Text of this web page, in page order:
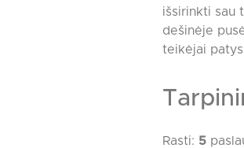
išsirinkti sau
dešinėje
teikėjai patys
Rasti: 5